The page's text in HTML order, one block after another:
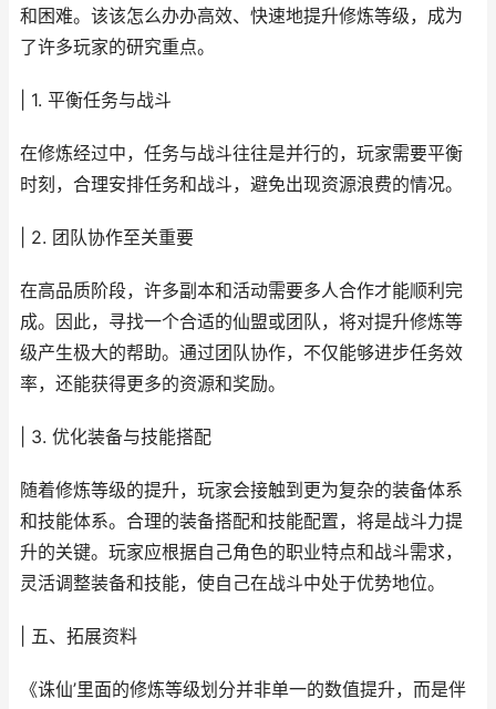
和困难。该该怎么办办高效、快速地提升修炼等级，成为
了许多玩家的研究重点。
| 1. 平衡任务与战斗
在修炼经过中，任务与战斗往往是并行的，玩家需要平衡
时刻，合理安排任务和战斗，避免出现资源浪费的情况。
| 2. 团队协作至关重要
在高品质阶段，许多副本和活动需要多人合作才能顺利完
成。因此，寻找一个合适的仙盟或团队，将对提升修炼等
级产生极大的帮助。通过团队协作，不仅能够进步任务效
率，还能获得更多的资源和奖励。
| 3. 优化装备与技能搭配
随着修炼等级的提升，玩家会接触到更为复杂的装备体系
和技能体系。合理的装备搭配和技能配置，将是战斗力提
升的关键。玩家应根据自己角色的职业特点和战斗需求，
灵活调整装备和技能，使自己在战斗中处于优势地位。
| 五、拓展资料
《诛仙’里面的修炼等级划分并非单一的数值提升，而是伴